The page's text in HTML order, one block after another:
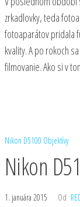
zrkadlovky, teda
fotoaparátov pridala
kvality. A po rokoch
filmovanie. Ako si v
Nikon D5100 Objektívy
Nikon
1. januára 2015 Od